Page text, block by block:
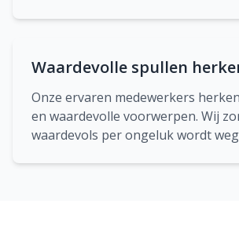
Waardevolle spullen
Onze ervaren medewerkers
en waardevolle voorwerpen. Wij
waardevols per ongeluk wordt